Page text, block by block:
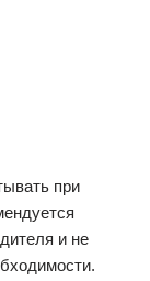
при
и не